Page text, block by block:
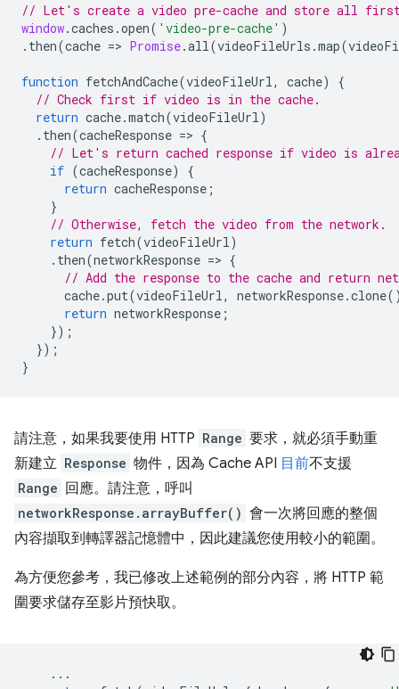
// Let's create a video pre-cache and store all first
window.caches .open( 'video-pre-cache' )
. then(cache => Promise.all(videoFileUrls .map(
function fetchAndCache(videoFileUrl, cache)
{
// Check first if video is in the cache.
return cache.match(videoFileUrl)
. then(cacheResponse => {
// Let's return cached response if video is
if (cacheResponse)
{
return cacheResponse ;
}
// Otherwise, fetch the video from the network.
return fetch(videoFileUrl)
. then(networkResponse => {
// Add the response to the cache and return
cache.put(videoFileUrl, networkResponse.clone
return networkResponse ;
});
});
}
請注意，如果我要使用 HTTP Range 要求，就必須手動重
新建立 Response 物件，因為 Cache API 目前不支援
Range 回應。請注意，呼叫
networkResponse.arrayBuffer() 會一次將回應的整個
內容擷取到轉譯器記憶體中，因此建議您使用較小的範圍。
為方便您參考，我已修改上述範例的部分內容，將 HTTP 範
圍要求儲存至影片預快取。
...